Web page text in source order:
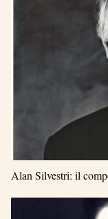
Alan Silvestri: il